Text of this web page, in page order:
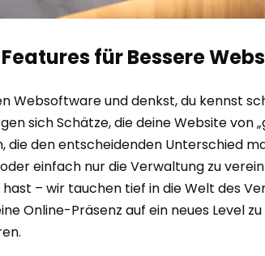
für Bessere
Websoftware und denkst, du kennst
sich Schätze, die deine Website von
die den entscheidenden Unterschied
einfach nur die Verwaltung zu
– wir tauchen tief in die Welt des
Online-Präsenz auf ein neues Level